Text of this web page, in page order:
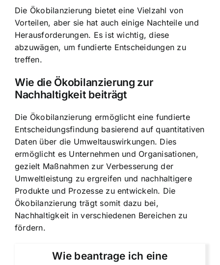
Die Ökobilanzierung bietet eine Vielzahl von
Vorteilen, aber sie hat auch einige Nachteile und
Herausforderungen. Es ist wichtig, diese
abzuwägen, um fundierte Entscheidungen zu
treffen.
Wie die Ökobilanzierung zur
Nachhaltigkeit beiträgt
Die Ökobilanzierung ermöglicht eine fundierte
Entscheidungsfindung basierend auf quantitativen
Daten über die Umweltauswirkungen. Dies
ermöglicht es Unternehmen und Organisationen,
gezielt Maßnahmen zur Verbesserung der
Umweltleistung zu ergreifen und nachhaltigere
Produkte und Prozesse zu entwickeln. Die
Ökobilanzierung trägt somit dazu bei,
Nachhaltigkeit in verschiedenen Bereichen zu
fördern.
Wie beantrage ich eine